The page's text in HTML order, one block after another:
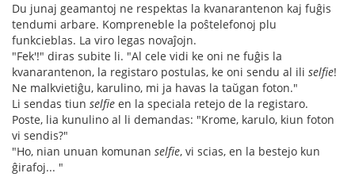
Du junaj geamantoj ne respektas la kvanarantenon kaj fuĝis
tendumi arbare. Kompreneble la poŝtelefonoj plu
funkcieblas. La viro legas novaĵojn.
"Fek'!" diras subite li. "Al cele vidi ke oni ne fuĝis la
kvanarantenon, la registaro postulas, ke oni sendu al ili selfie!
Ne malkvietiĝu, karulino, mi ja havas la taŭgan foton."
Li sendas tiun selfie en la speciala retejo de la registaro.
Poste, lia kunulino al li demandas: "Krome, karulo, kiun foton
vi sendis?"
"Ho, nian unuan komunan selfie, vi scias, en la bestejo kun
ĝirafoj... "